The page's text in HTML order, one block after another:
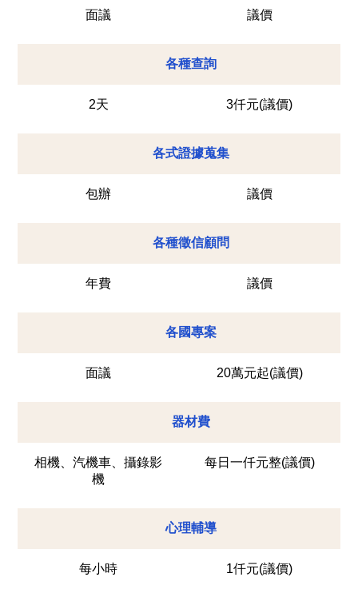
面議 議價
各種查詢
2天 3仟元(議價)
各式證據蒐集
包辦 議價
各種徵信顧問
年費 議價
各國專案
面議 20萬元起(議價)
器材費
相機、汽機車、攝錄影
機
每日一仟元整(議價)
心理輔導
每小時 1仟元(議價)